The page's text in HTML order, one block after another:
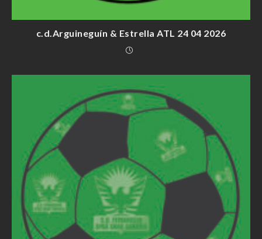
c.d.Arguineguín & Estrella ATL 24 04 2026